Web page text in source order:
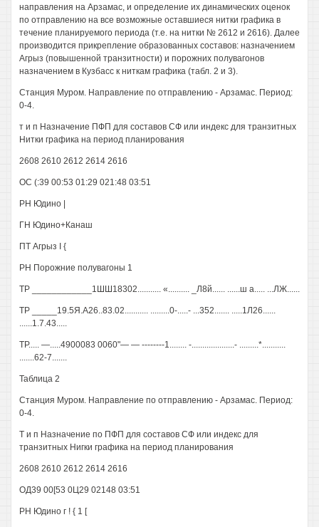
направления на Арзамас, и определение их динамических оценок
по отправлению на все возможные оставшиеся нитки графика в
течение планируемого периода (т.е. на нитки № 2612 и 2616). Далее
производится прикрепление образованных составов: назначением
Агрыз (повышенной транзитности) и порожних полувагонов
назначением в Кузбасс к ниткам графика (табл. 2 и 3).
Станция Муром. Направление по отправлению - Арзамас. Период:
0-4.
т и п Назначение ПФП для составов СФ или индекс для транзитных
Нитки графика на период планирования
2608 2610 2612 2614 2616
ОС (:39 00:53 01:29 021:48 03:51
РН Юдино |
ГН Юдино+Канаш
ПТ Агрыз I {
РН Порожние полувагоны 1
ТР ____________1ШШ18302........... «.......... _Л8й...... ......ш а..... ...ЛЖ......
ТР _____19.5Я.А26..83.02........... .........0-.....- ...352....... .....1Л26......
......1.7.43.....
ТР..... —.....4900083 0060"— — --------1........ -....................- .........*...........
.......62-7.......
Таблица 2
Станция Муром. Направление по отправлению - Арзамас. Период:
0-4.
Т и п Назначение по ПФП для составов СФ или индекс для
транзитных Нигки графика на период планирования
2608 2610 2612 2614 2616
ОД39 00[53 0Ц29 02148 03:51
РН Юдино г ! { 1 [